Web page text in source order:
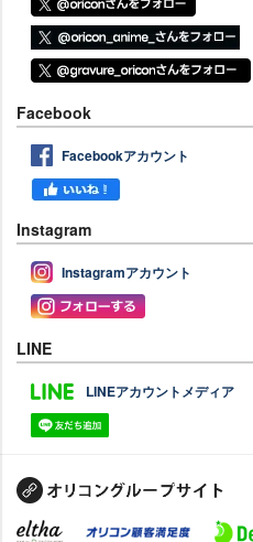
Facebook
Facebookアカウント
Instagram
Instagramアカウント
LINE
LINEアカウントメディア